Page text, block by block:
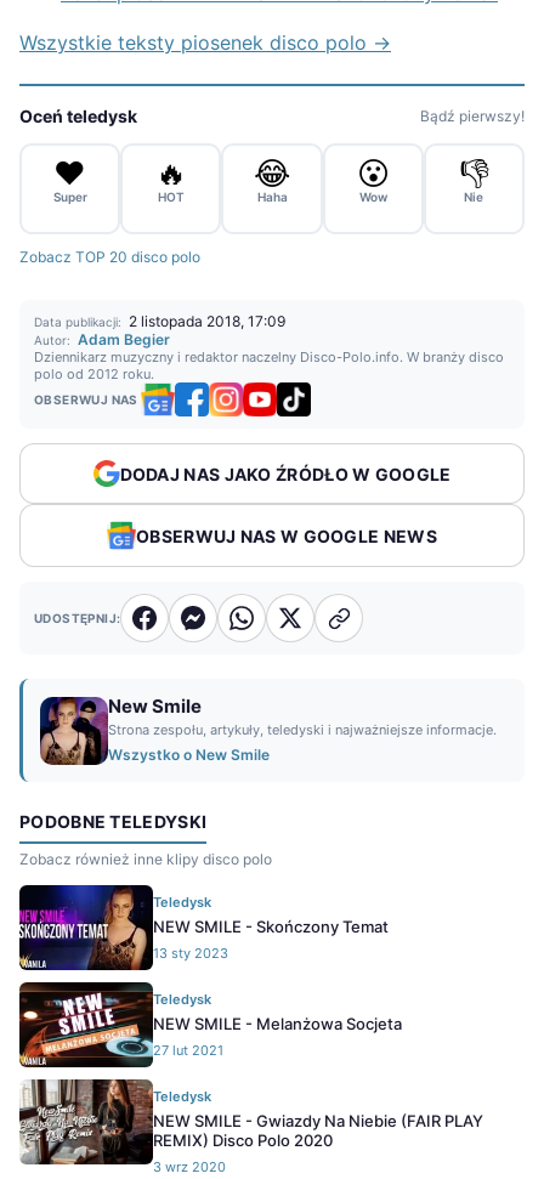
Wszystkie teksty piosenek disco polo →
Oceń teledysk Bądź pierwszy!
❤️
Super
🔥
HOT
😂
Haha
😮
Wow
👎
Nie
Zobacz TOP 20 disco polo
Data publikacji: 2 listopada 2018, 17:09
Autor: Adam Begier
Dziennikarz muzyczny i redaktor naczelny Disco-Polo.info. W branży disco
polo od 2012 roku.
OBSERWUJ NAS
DODAJ NAS JAKO ŹRÓDŁO W GOOGLE
OBSERWUJ NAS W GOOGLE NEWS
UDOSTĘPNIJ:
New Smile
Strona zespołu, artykuły, teledyski i najważniejsze informacje.
Wszystko o New Smile
PODOBNE TELEDYSKI
Zobacz również inne klipy disco polo
Teledysk
NEW SMILE - Skończony Temat
13 sty 2023
Teledysk
NEW SMILE - Melanżowa Socjeta
27 lut 2021
Teledysk
NEW SMILE - Gwiazdy Na Niebie (FAIR PLAY
REMIX) Disco Polo 2020
3 wrz 2020